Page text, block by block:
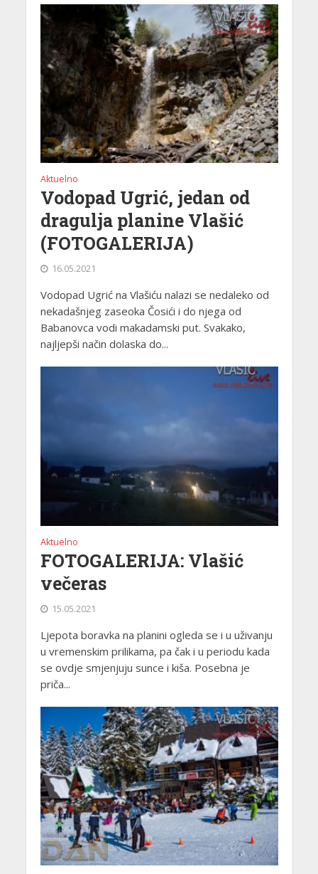
Aktuelno
Vodopad Ugrić, jedan od
dragulja planine Vlašić
(FOTOGALERIJA)
16.05.2021
Vodopad Ugrić na Vlašiću nalazi se nedaleko od
nekadašnjeg zaseoka Čosići i do njega od
Babanovca vodi makadamski put. Svakako,
najljepši način dolaska do...
Aktuelno
FOTOGALERIJA: Vlašić
večeras
15.05.2021
Ljepota boravka na planini ogleda se i u uživanju
u vremenskim prilikama, pa čak i u periodu kada
se ovdje smjenjuju sunce i kiša. Posebna je
priča...